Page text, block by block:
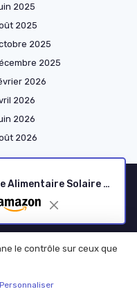
Distributeur Automatique Alimentaire Solaire pour Poissons
2025
2025
2025
2025
2026
2026
2026
2026
le contrôle sur ceux que
Personnaliser